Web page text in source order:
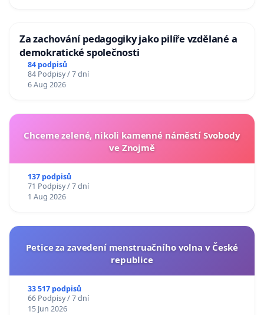
Za zachování pedagogiky jako pilíře vzdělané a
demokratické společnosti
84 podpisů
84 Podpisy / 7 dní
6 Aug 2026
Chceme zelené, nikoli kamenné náměstí Svobody
ve Znojmě
137 podpisů
71 Podpisy / 7 dní
1 Aug 2026
Petice za zavedení menstruačního volna v České
republice
33 517 podpisů
66 Podpisy / 7 dní
15 Jun 2026